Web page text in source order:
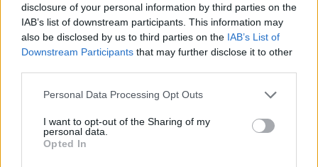
disclosure of your personal information by third parties on the
IAB’s list of downstream participants. This information may
also be disclosed by us to third parties on the IAB’s List of
Downstream Participants that may further disclose it to other
Personal Data Processing Opt Outs
I want to opt-out of the Sharing of my
personal data.
Opted In
Tabletka dzień po
Dzień dobry jaka jest szansa zajścia w ciążę trzy
dni przed owulacja? Czy w takim wypadku
zadziała tabletka dzień po? Partner nie ma
pewności czy z prezerwatywy coś się nie
dostało Pozdrawiam
Forum:Ginekologia - specjalista radzi, dla
POWIĄZANE